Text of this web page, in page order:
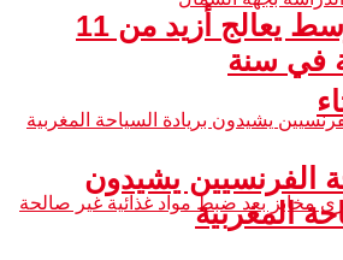
طنجة المتوسط يعالج أزيد من 11
في سنة
الفرنسيين يشيدون
المغربية